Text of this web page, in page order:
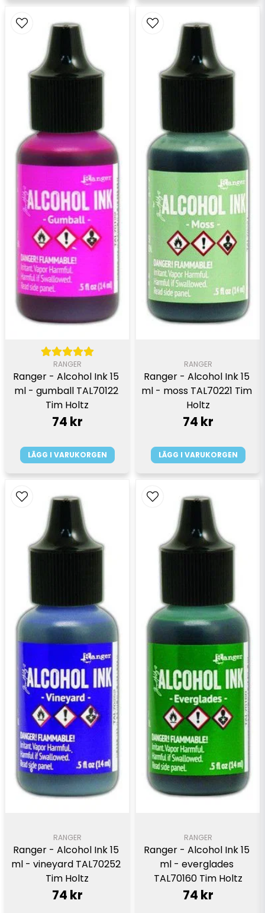
RANGER
Ranger - Alcohol Ink 15
ml - gumball TAL70122
Tim Holtz
74 kr
LÄGG I VARUKORGEN
RANGER
Ranger - Alcohol Ink 15
ml - moss TAL70221 Tim
Holtz
74 kr
LÄGG I VARUKORGEN
RANGER
Ranger - Alcohol Ink 15
ml - vineyard TAL70252
Tim Holtz
74 kr
RANGER
Ranger - Alcohol Ink 15
ml - everglades
TAL70160 Tim Holtz
74 kr